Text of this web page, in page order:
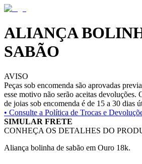
ALIANÇA
SABÃO
AVISO
Peças sob encomenda são aprovadas
esse motivo não serão aceitas devoluções.
de joias sob encomenda é de 15 a 30 dias
• Consulte a Política de Trocas e
SIMULAR FRETE
CONHEÇA OS DETALHES DO
Aliança bolinha de sabão em Ouro 18k.